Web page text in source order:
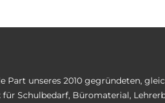
Part unseres 2010 gegründeten,
für Schulbedarf, Büromaterial,